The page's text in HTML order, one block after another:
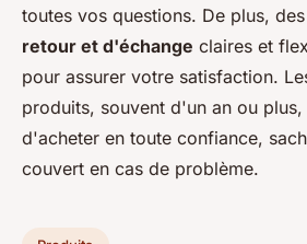
toutes vos questions. De plus,
retour et d'échange claires et
pour assurer votre satisfaction.
produits, souvent d'un an ou
d'acheter en toute confiance,
couvert en cas de problème.